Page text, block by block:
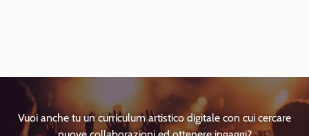
Vuoi anche tu un curriculum artistico digitale con cui cercare